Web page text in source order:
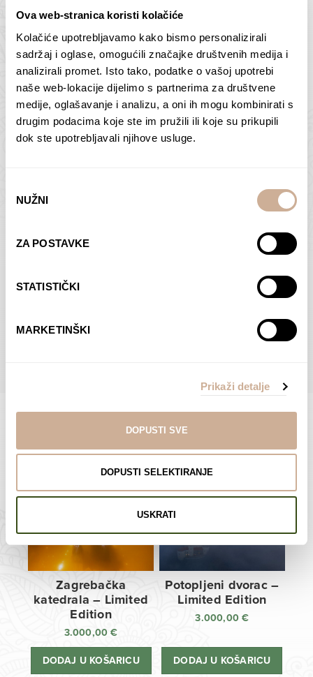
Ova web-stranica koristi kolačiće
Kolačiće upotrebljavamo kako bismo personalizirali
sadržaj i oglase, omogućili značajke društvenih medija i
analizirali promet. Isto tako, podatke o vašoj upotrebi
naše web-lokacije dijelimo s partnerima za društvene
medije, oglašavanje i analizu, a oni ih mogu kombinirati s
drugim podacima koje ste im pružili ili koje su prikupili
dok ste upotrebljavali njihove usluge.
pristanka
NUŽNI
ZA POSTAVKE
STATISTIČKI
MARKETINŠKI
Prikaži detalje
DOPUSTI SVE
DOPUSTI SELEKTIRANJE
USKRATI
Butan – ljudi 2
75,00€ – 138,00€Raspon
cijena:
od
75,00 €
138,00 €
ODABERI OPCIJE
Antarktika – krajolik
2
75,00€ – 138,00€Raspon
cijena:
od
ODABERI OPCIJE
Dolac
ODABERI OPCIJE
Moreškanti – sjena
€Raspon
od
75,00 €
do
138,00 €
ODABERI OPCIJE
POGLEDAJTE SVE PROIZVODE U OVOJ KATEGORIJI
Limited Edition Fotografije
Zagrebačka
katedrala – Limited
Edition
3.000,00€
DODAJ U KOŠARICU
Potopljeni dvorac –
Limited Edition
3.000,00€
DODAJ U KOŠARICU